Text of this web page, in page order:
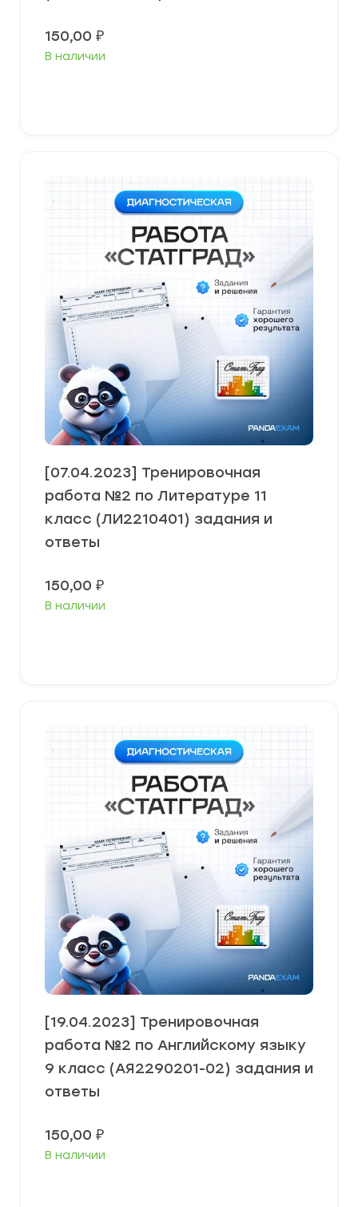
150,00 ₽
В наличии
[07.04.2023] Тренировочная
работа №2 по Литературе 11
класс (ЛИ2210401) задания и
ответы
150,00 ₽
В наличии
[19.04.2023] Тренировочная
работа №2 по Английскому языку
9 класс (АЯ2290201-02) задания и
ответы
150,00 ₽
В наличии